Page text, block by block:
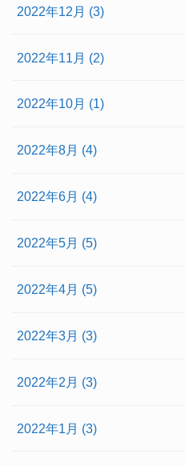
2022年12月 (3)
2022年11月 (2)
2022年10月 (1)
2022年8月 (4)
2022年6月 (4)
2022年5月 (5)
2022年4月 (5)
2022年3月 (3)
2022年2月 (3)
2022年1月 (3)